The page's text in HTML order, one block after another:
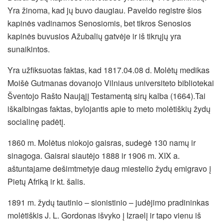
Yra žinoma, kad jų buvo daugiau. Paveldo registre šios
kapinės vadinamos Senosiomis, bet tikros Senosios
kapinės buvusios Ažubalių gatvėje ir iš tikrųjų yra
sunaikintos.
Yra užfiksuotas faktas, kad 1817.04.08 d. Molėtų medikas
Moišė Gutmanas dovanojo Vilniaus universiteto bibliotekai
Šventojo Rašto Naująjį Testamentą sirų kalba (1664).Tai
iškalbingas faktas, bylojantis apie to meto molėtiškių žydų
socialinę padėtį.
1860 m. Molėtus niokojo gaisras, sudegė 130 namų ir
sinagoga. Gaisrai siautėjo 1888 ir 1906 m. XIX a.
aštuntajame dešimtmetyje daug miestelio žydų emigravo į
Pietų Afriką ir kt. šalis.
1891 m. žydų tautinio – sionistinio – judėjimo pradininkas
molėtiškis J. L. Gordonas išvyko į Izraelį ir tapo vienu iš